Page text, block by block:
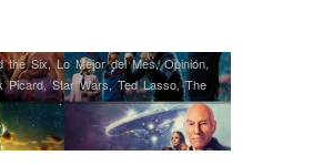
the Six,Lo Mejor del Mes,Opinión,
Picard,Star Wars,Ted Lasso,The